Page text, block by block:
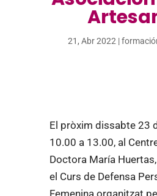
21, Abr 2022 |
El pròxim dissabte 23
10.00 a 13.00, al
Doctora María
el Curs de Defensa
Femenina organitzat